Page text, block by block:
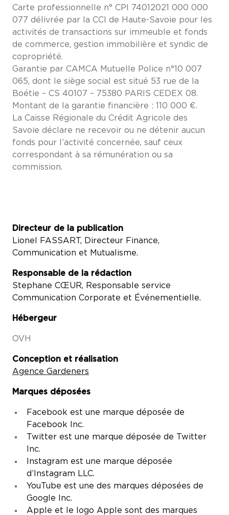
Carte professionnelle n° CPI 74012021 000 000
077 délivrée par la CCI de Haute-Savoie pour les
activités de transactions sur immeuble et fonds
de commerce, gestion immobilière et syndic de
copropriété.
Garantie par CAMCA Mutuelle Police n°10 007
065, dont le siège social est situé 53 rue de la
Boétie – CS 40107 – 75380 PARIS CEDEX 08.
Montant de la garantie financière : 110 000 €.
La Caisse Régionale du Crédit Agricole des
Savoie déclare ne recevoir ou ne détenir aucun
fonds pour l’activité concernée, sauf ceux
correspondant à sa rémunération ou sa
commission.
Directeur de la publication
Lionel FASSART, Directeur Finance,
Communication et Mutualisme.
Responsable de la rédaction
Stephane CŒUR, Responsable service
Communication Corporate et Événementielle.
Hébergeur
OVH
Conception et réalisation
Agence Gardeners
Marques déposées
Facebook est une marque déposée de
Facebook Inc.
Twitter est une marque déposée de Twitter
Inc.
Instagram est une marque déposée
d’Instagram LLC.
YouTube est une des marques déposées de
Google Inc.
Apple et le logo Apple sont des marques